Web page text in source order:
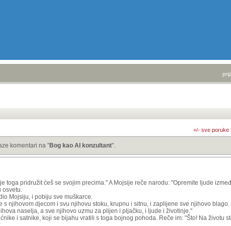
+/- sve poruke
komentari na "Bog kao AI konzultant".
toga pridružit ćeš se svojim precima." A Mojsije reče narodu: "Opremite ljude
osvetu.
Mojsiju, i pobiju sve muškarce.
s njihovom djecom i svu njihovu stoku, krupnu i sitnu, i zaplijene sve njihovo blago.
naselja, a sve njihovo uzmu za plijen i pljačku, i ljude i životinje."
i satnike, koji se bijahu vratili s toga bojnog pohoda. Reče im: "Što! Na životu